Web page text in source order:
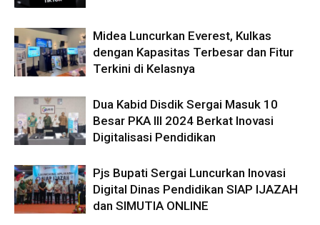
Midea Luncurkan Everest, Kulkas
dengan Kapasitas Terbesar dan Fitur
Terkini di Kelasnya
Dua Kabid Disdik Sergai Masuk 10
Besar PKA III 2024 Berkat Inovasi
Digitalisasi Pendidikan
Pjs Bupati Sergai Luncurkan Inovasi
Digital Dinas Pendidikan SIAP IJAZAH
dan SIMUTIA ONLINE